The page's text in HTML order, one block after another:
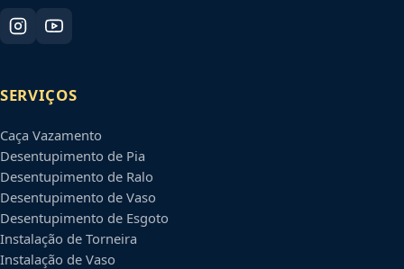
SERVIÇOS
Caça Vazamento
Desentupimento de Pia
Desentupimento de Ralo
Desentupimento de Vaso
Desentupimento de Esgoto
Instalação de Torneira
Instalação de Vaso